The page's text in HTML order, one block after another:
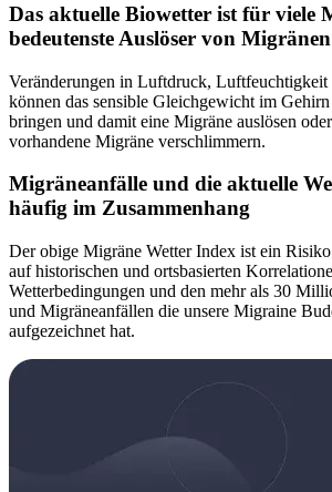
Das aktuelle Biowetter ist für viele
bedeutenste Auslöser von
Veränderungen in Luftdruck, Luftfeuchtigkeit
können das sensible Gleichgewicht im
bringen und damit eine Migräne auslösen
vorhandene Migräne verschlimmern.
Migräneanfälle und die aktuelle
häufig im Zusammenhang
Der obige Migräne Wetter Index ist ein
auf historischen und ortsbasierten
Wetterbedingungen und den mehr als 30
und Migräneanfällen die unsere Migraine
aufgezeichnet hat.